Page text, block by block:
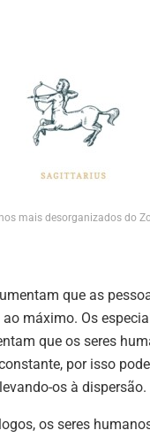
mais desorganizados do
que as
máximo. Os
que os seres
por isso
os à dispersão.
os seres